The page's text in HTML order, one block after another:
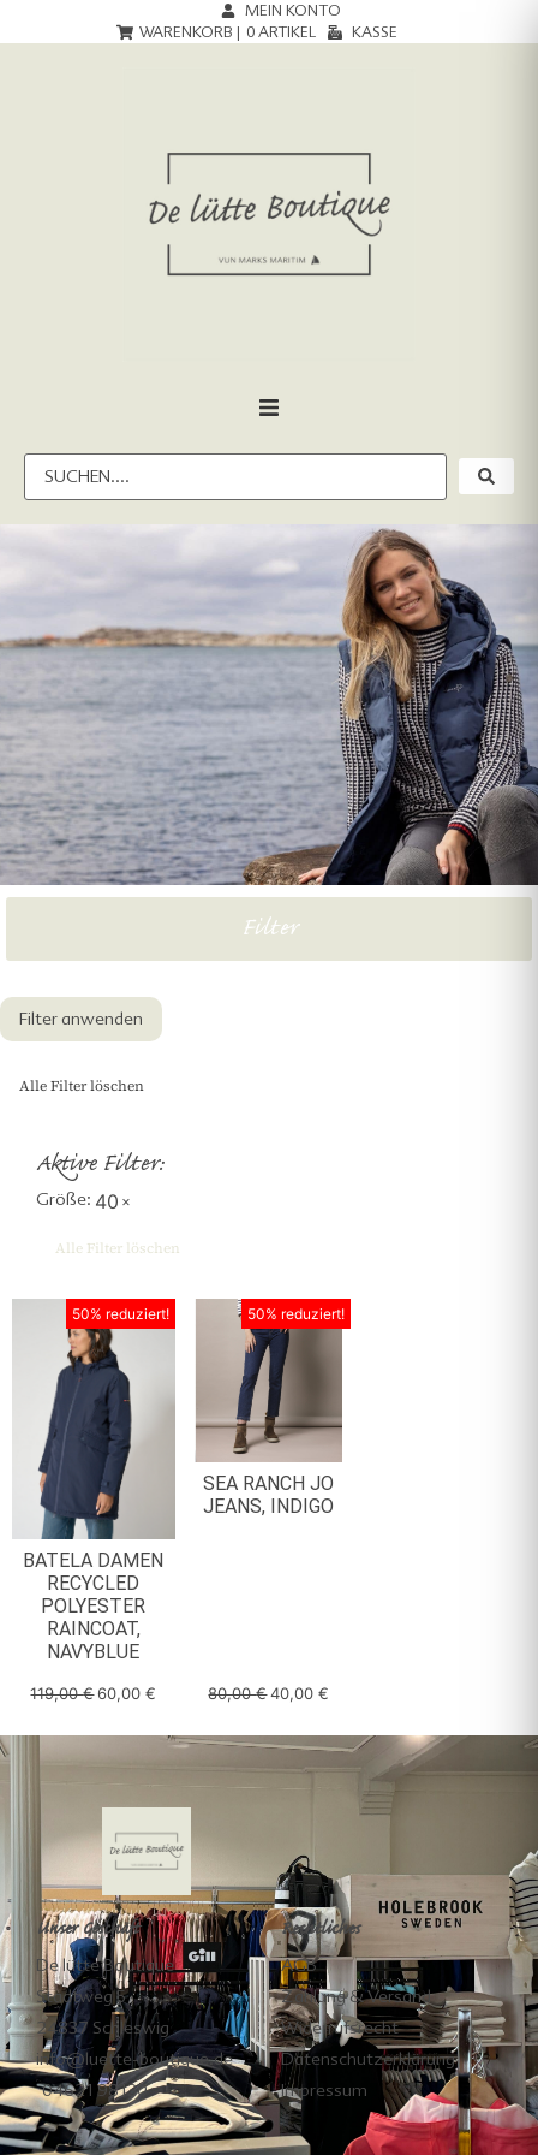
MEIN KONTO
WARENKORB |
0 ARTIKEL KASSE
HOME
HERREN
ACCESSOIRES
SALE
Filter
Filter anwenden
Alle Filter löschen
Aktive Filter:
Größe: 40 ×
Alle Filter löschen
50% reduziert!
BATELA DAMEN
RECYCLED
POLYESTER
RAINCOAT,
NAVYBLUE
119,00€60,00€
50% reduziert!
SEA RANCH JO
JEANS, INDIGO
80,00€40,00€
Unser Geschäft
De lütte Boutique
Stadtweg 5
24837 Schleswig
info@luette-boutique.de
04621 98130
Rechtliches
AGB
Zahlung & Versand
Widerrufsrecht
Datenschutzerklärung
Impressum